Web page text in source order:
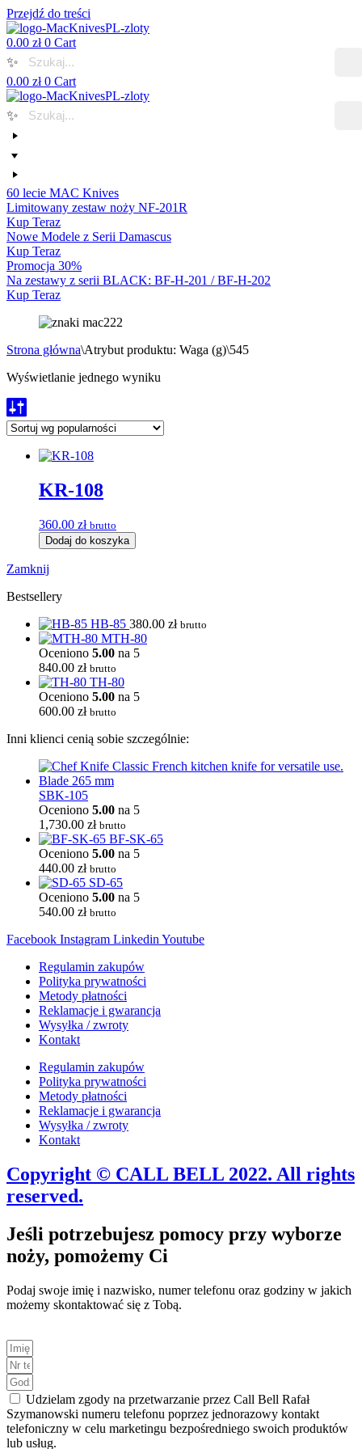
Przejdź do treści
0.00 zł 0 Cart
✨
0.00 zł 0 Cart
✨
60 lecie MAC Knives
Limitowany zestaw noży NF-201R
Kup Teraz
Nowe Modele z Serii Damascus
Kup Teraz
Promocja 30%
Na zestawy z serii BLACK: BF-H-201 / BF-H-202
Kup Teraz
Strona główna\Atrybut produktu: Waga (g)\545
Wyświetlanie jednego wyniku
KR-108
360.00 zł brutto
Dodaj do koszyka
Zamknij
Bestsellery
HB-85 380.00 zł brutto
MTH-80
Oceniono 5.00 na 5
840.00 zł brutto
TH-80
Oceniono 5.00 na 5
600.00 zł brutto
Inni klienci cenią sobie szczególnie:
SBK-105
Oceniono 5.00 na 5
1,730.00 zł brutto
BF-SK-65
Oceniono 5.00 na 5
440.00 zł brutto
SD-65
Oceniono 5.00 na 5
540.00 zł brutto
Facebook Instagram Linkedin Youtube
Regulamin zakupów
Polityka prywatności
Metody płatności
Reklamacje i gwarancja
Wysyłka / zwroty
Kontakt
Regulamin zakupów
Polityka prywatności
Metody płatności
Reklamacje i gwarancja
Wysyłka / zwroty
Kontakt
Copyright © CALL BELL 2022. All rights
reserved.
Jeśli potrzebujesz pomocy przy wyborze
noży, pomożemy Ci
Podaj swoje imię i nazwisko, numer telefonu oraz godziny w jakich
możemy skontaktować się z Tobą.
Udzielam zgody na przetwarzanie przez Call Bell Rafał
Szymanowski numeru telefonu poprzez jednorazowy kontakt
telefoniczny w celu marketingu bezpośredniego swoich produktów
lub usług.